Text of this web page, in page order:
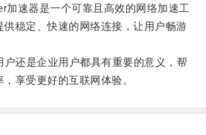
速器是一个可靠且高效的网络加速工
供稳定、快速的网络连接，让用户畅游
还是企业用户都具有重要的意义，帮
享受更好的互联网体验。